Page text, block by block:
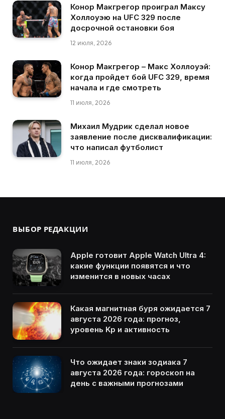
Конор Макгрегор проиграл Максу
Холлоуэю на UFC 329 после
досрочной остановки боя
12 июля, 2026
Конор Макгрегор – Макс Холлоуэй:
когда пройдет бой UFC 329, время
начала и где смотреть
11 июля, 2026
Михаил Мудрик сделал новое
заявление после дисквалификации:
что написал футболист
11 июля, 2026
ВЫБОР РЕДАКЦИИ
Apple готовит Apple Watch Ultra 4:
какие функции появятся и что
изменится в новых часах
Какая магнитная буря ожидается 7
августа 2026 года: прогноз,
уровень Kp и активность
Что ожидает знаки зодиака 7
августа 2026 года: гороскоп на
день с важными прогнозами